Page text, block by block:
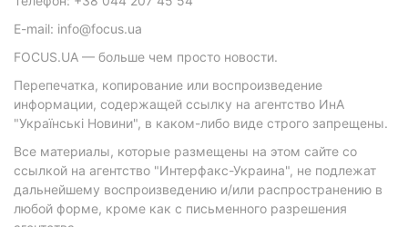
E-mail: info@focus.ua
FOCUS.UA — больше чем просто новости.
Перепечатка, копирование или воспроизведение
информации, содержащей ссылку на агентство ИнА
"Українські Новини", в каком-либо виде строго запрещены.
Все материалы, которые размещены на этом сайте со
ссылкой на агентство "Интерфакс-Украина", не подлежат
дальнейшему воспроизведению и/или распространению в
любой форме, кроме как с письменного разрешения